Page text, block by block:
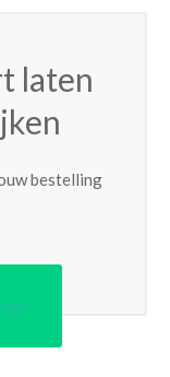
laten
bestelling